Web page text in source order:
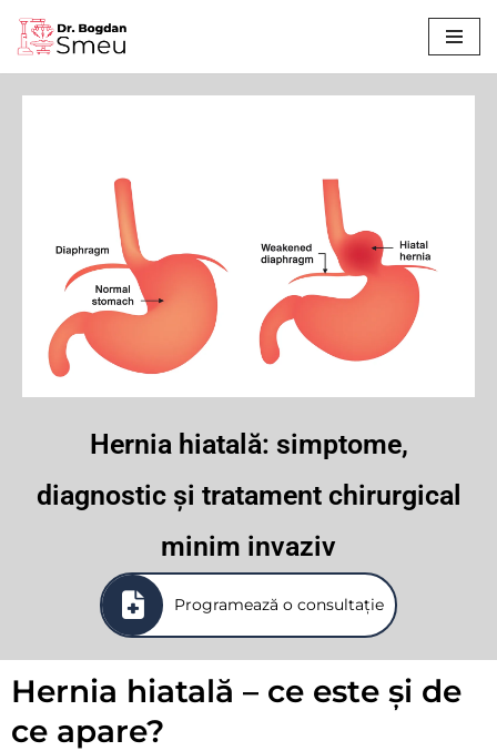
Sari
Hernia hiatală: simptome,
diagnostic și tratament chirurgical
minim invaziv
Programează o consultație
Hernia hiatală – ce este și de
ce apare?